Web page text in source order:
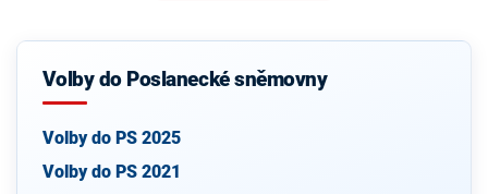
Volby do Poslanecké sněmovny
Volby do PS 2025
Volby do PS 2021